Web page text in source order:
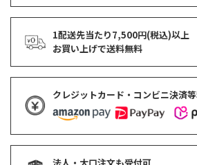
1配送先当たり7,500円(税込)以上
お買い上げで送料無料
クレジットカード・コンビニ決済
法人・大口注文も受付可